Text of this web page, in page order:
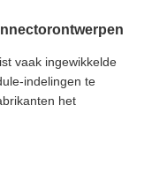
vaak ingewikkelde
indelingen te
het